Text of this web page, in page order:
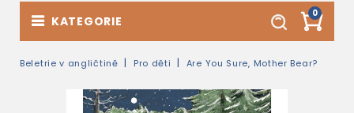
0
KATEGORIE
Beletrie v angličtině Pro děti Are You Sure, Mother Bear?